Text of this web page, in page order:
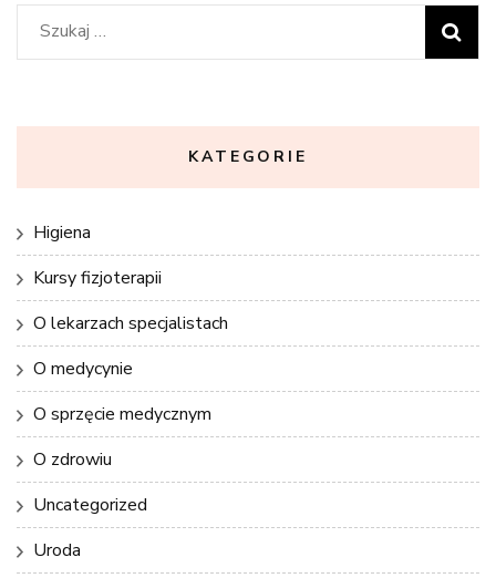
Szukaj:
KATEGORIE
Higiena
Kursy fizjoterapii
O lekarzach specjalistach
O medycynie
O sprzęcie medycznym
O zdrowiu
Uncategorized
Uroda